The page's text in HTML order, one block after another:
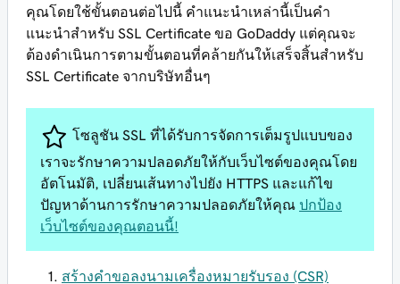
คุณโดยใช้ขั้นตอนต่อไปนี้ คำแนะนำเหล่านี้เป็นคำ
แนะนำสำหรับ SSL Certificate ขอ GoDaddy แต่คุณจะ
ต้องดำเนินการตามขั้นตอนที่คล้ายกันให้เสร็จสิ้นสำหรับ
SSL Certificate จากบริษัทอื่นๆ
โซลูชัน SSL ที่ได้รับการจัดการเต็มรูปแบบของ
เราจะรักษาความปลอดภัยให้กับเว็บไซต์ของคุณโดย
อัตโนมัติ, เปลี่ยนเส้นทางไปยัง HTTPS และแก้ไข
ปัญหาด้านการรักษาความปลอดภัยให้คุณ ปกป้อง
เว็บไซต์ของคุณตอนนี้!
สร้างคำขอลงนามเครื่องหมายรับรอง (CSR)